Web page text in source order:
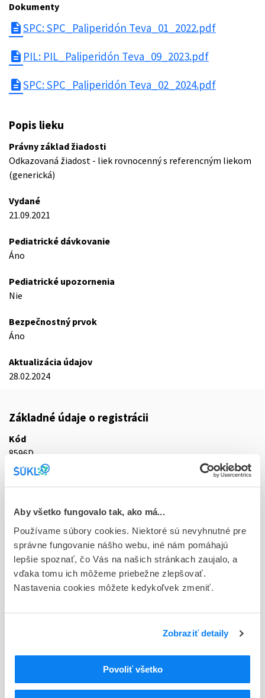
Aby všetko fungovalo tak, ako má...
Používame súbory cookies. Niektoré sú nevyhnutné pre
správne fungovanie nášho webu, iné nám pomáhajú
lepšie spoznať, čo Vás na našich stránkach zaujalo, a
vďaka tomu ich môžeme priebežne zlepšovať.
Nastavenia cookies môžete kedykoľvek zmeniť.
Zobraziť detaily
Povoliť všetko
Dokumenty
descriptionSPC: SPC_Paliperidón Teva_01_2022.pdf
description PIL: PIL_Paliperidón Teva_09_2023.pdf
descriptionSPC: SPC_Paliperidón Teva_02_2024.pdf
Popis lieku
Právny základ žiadosti
Odkazovaná žiadost - liek rovnocenný s referencným liekom
(generická)
Vydané
21.09.2021
Pediatrické dávkovanie
Áno
Pediatrické upozornenia
Nie
Bezpečnostný prvok
Áno
Aktualizácia údajov
28.02.2024
Základné údaje o registrácii
Kód
8596D
Registračné číslo
Doplnok
sus ijp 1x75 mg (striek.inj.napln.+2x ihla)
Stav
D - Registrácia bez obmedzenia platnosti
Vzájomné uznávanie (mutual recognition proc.)
TEVA Pharmaceuticals Slovakia s.r.o., Slovensko
Indikačná skupina